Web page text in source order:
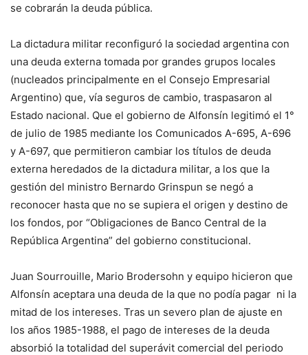
se cobrarán la deuda pública.
La dictadura militar reconfiguró la sociedad argentina con
una deuda externa tomada por grandes grupos locales
(nucleados principalmente en el Consejo Empresarial
Argentino) que, vía seguros de cambio, traspasaron al
Estado nacional. Que el gobierno de Alfonsín legitimó el 1°
de julio de 1985 mediante los Comunicados A-695, A-696
y A-697, que permitieron cambiar los títulos de deuda
externa heredados de la dictadura militar, a los que la
gestión del ministro Bernardo Grinspun se negó a
reconocer hasta que no se supiera el origen y destino de
los fondos, por “Obligaciones de Banco Central de la
República Argentina” del gobierno constitucional.
Juan Sourrouille, Mario Brodersohn y equipo hicieron que
Alfonsín aceptara una deuda de la que no podía pagar ni la
mitad de los intereses. Tras un severo plan de ajuste en
los años 1985-1988, el pago de intereses de la deuda
absorbió la totalidad del superávit comercial del periodo